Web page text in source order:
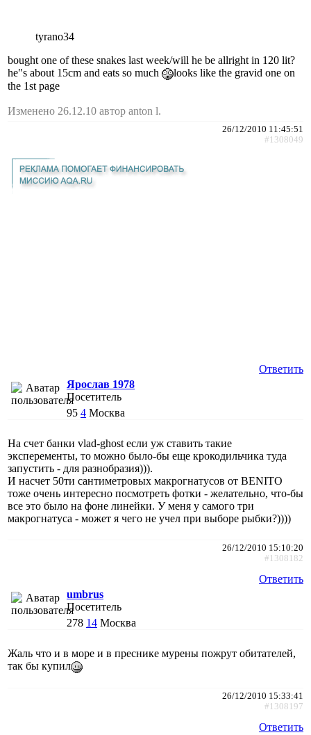
tyrano34
bought one of these snakes last week/will he be allright in 120 lit?
he"s about 15cm and eats so much
looks like the gravid one on
the 1st page
Изменено 26.12.10 автор anton l.
26/12/2010 11:45:51
#1308049
Ответить
Ярослав 1978
Посетитель
95 4 Москва
На счет банки vlad-ghost если уж ставить такие
эксперементы, то можно было-бы еще крокодильчика туда
запустить - для разнобразия))).
И насчет 50ти сантиметровых макрогнатусов от BENITO
тоже очень интересно посмотреть фотки - желательно, что-бы
все это было на фоне линейки. У меня у самого три
макрогнатуса - может я чего не учел при выборе рыбки?))))
26/12/2010 15:10:20
#1308182
Ответить
umbrus
Посетитель
278 14 Москва
Жаль что и в море и в преснике мурены пожрут обитателей,
так бы купил
26/12/2010 15:33:41
#1308197
Ответить